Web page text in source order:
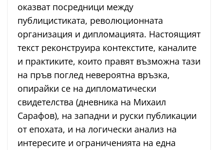
оказват посредници между
публицистиката, революционната
организация и дипломацията. Настоящият
текст реконструира контекстите, каналите
и практиките, които правят възможна тази
на пръв поглед невероятна връзка,
опирайки се на дипломатически
свидетелства (дневника на Михаил
Сарафов), на западни и руски публикации
от епохата, и на логически анализ на
интересите и ограниченията на една